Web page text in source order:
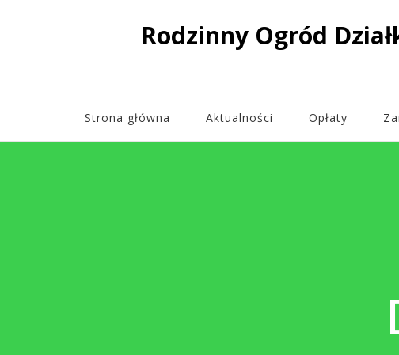
Rodzinny Ogród
Strona główna Aktualności Opłaty